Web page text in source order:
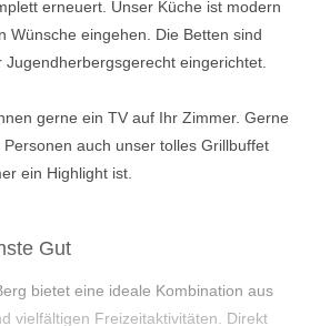
erneuert. Unser Küche ist modern
Wünsche eingehen. Die Betten sind
eingerichtet.
gerne ein TV auf Ihr Zimmer. Gerne
auch unser tolles Grillbuffet
ein Highlight ist.
Gut
bietet eine ideale Kombination aus
vielfältigen Freizeitaktivitäten. Direkt